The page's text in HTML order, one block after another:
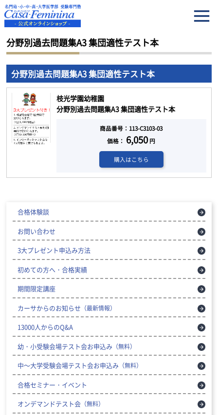
HOME 分野別過去問題集A3 集団適性テスト本
分野別過去問題集A3 集団適性テスト本
分野別過去問題集A3 集団適性テスト本
枝光学園幼稚園
分野別過去問題集A3 集団適性テスト本
商品番号：113-C3103-03
価格： 6,050円
購入はこちら
合格体験談
お問い合わせ
3大プレゼント申込み方法
初めての方へ・合格実績
期間限定講座
カーサからのお知らせ （最新情報）
13000人からのQ&A
幼・小受験会場テスト会お申込み （無料）
中～大学受験会場テスト会お申込み （無料）
合格セミナー・イベント
オンデマンドテスト会 （無料）